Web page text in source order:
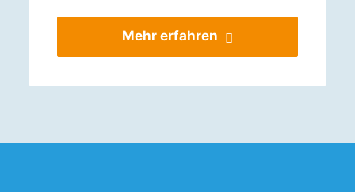
Mehr erfahren